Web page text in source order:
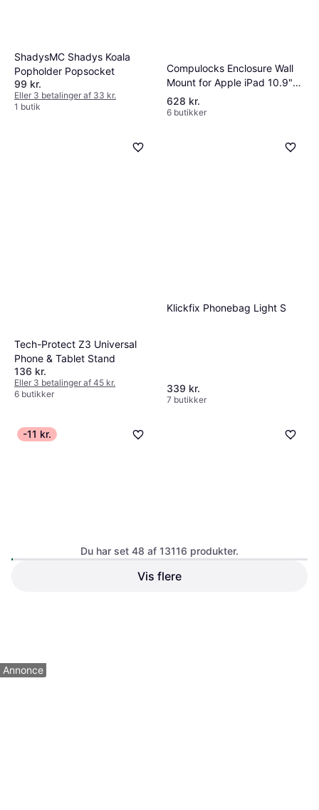
ShadysMC Shadys Koala
Popholder Popsocket
99 kr.
Eller 3 betalinger af 33 kr.
1 butik
Compulocks Enclosure Wall
Mount for Apple iPad 10.9"
10th generation
628 kr.
6 butikker
Tech-Protect Z3 Universal
Phone & Tablet Stand
136 kr.
Eller 3 betalinger af 45 kr.
6 butikker
Klickfix Phonebag Light S
339 kr.
7 butikker
-11 kr.
Du har set 48 af 13116 produkter.
Vis flere
Annonce